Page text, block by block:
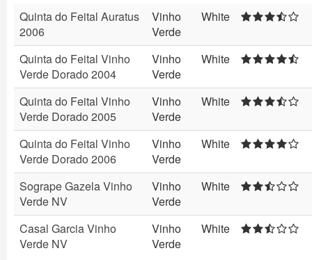
Quinta do Feital Auratus
2006
Vinho
Verde
White
Quinta do Feital Vinho
Verde Dorado 2004
Vinho
Verde
White
Quinta do Feital Vinho
Verde Dorado 2005
Vinho
Verde
White
Quinta do Feital Vinho
Verde Dorado 2006
Vinho
Verde
White
Sogrape Gazela Vinho
Verde NV
Vinho
Verde
White
Casal Garcia Vinho
Verde NV
Vinho
Verde
White